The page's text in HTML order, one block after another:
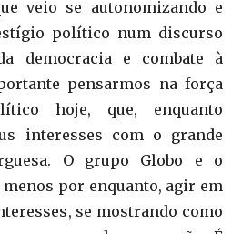
veio se autonomizando e
político num discurso
democracia e combate à
pensarmos na força
hoje, que, enquanto
interesses com o grande
O grupo Globo e o
por enquanto, agir em
se mostrando como